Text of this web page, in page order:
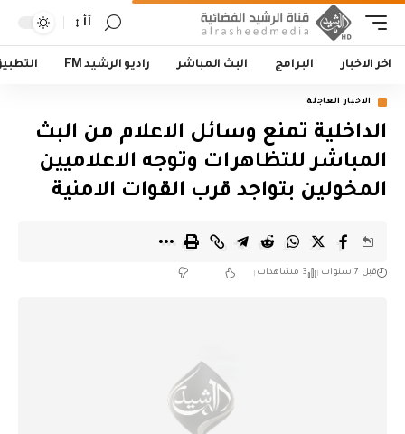
أأ
اخر الاخبار البرامج البث المباشر راديو الرشيد FM
الاخبار العاجلة
الداخلية تمنع وسائل الاعلام من البث
المباشر للتظاهرات وتوجه الاعلاميين
المخولين بتواجد قرب القوات الامنية
قبل 7 سنوات 3 مشاهدات